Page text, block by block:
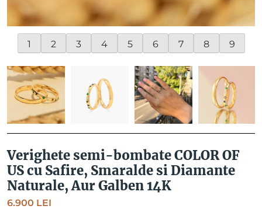
1 2 3 4 5 6 7 8 9
Verighete semi-bombate COLOR OF
US cu Safire, Smaralde si Diamante
Naturale, Aur Galben 14K
6.900 LEI